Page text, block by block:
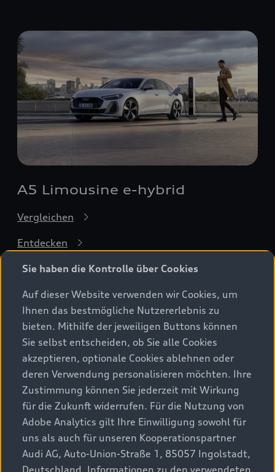
A5 Limousine e-hybrid
Vergleichen
Entdecken
Kraftstoffverbrauch (gewichtet, kombiniert)10: 2,1–1,7 l/100 km |
kombiniert) 10: 47–38 g/km
Sie haben die Kontrolle über Cookies
Auf dieser Website verwenden wir Cookies, um
Ihnen das bestmögliche Nutzererlebnis zu
bieten. Mithilfe der jeweiligen Buttons können
Sie selbst entscheiden, ob Sie alle Cookies
akzeptieren, optionale Cookies ablehnen oder
deren Verwendung personalisieren möchten. Ihre
Zustimmung können Sie jederzeit mit Wirkung
für die Zukunft widerrufen. Für die Nutzung von
Adobe Analytics gilt Ihre Einwilligung sowohl für
uns als auch für unseren Kooperationspartner
Audi AG, Auto-Union-Straße 1, 85057 Ingolstadt,
Deutschland. Informationen zu den verwendeten